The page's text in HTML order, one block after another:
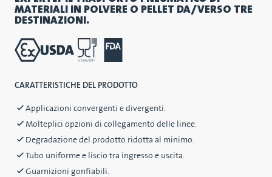
MATERIALI IN POLVERE O PELLET DA/VERSO TRE
DESTINAZIONI.
CARATTERISTICHE DEL PRODOTTO
Applicazioni convergenti e divergenti.
Molteplici opzioni di collegamento delle linee.
Degradazione del prodotto ridotta al minimo.
Tubo uniforme e liscio tra ingresso e uscita.
Guarnizioni gonfiabili.